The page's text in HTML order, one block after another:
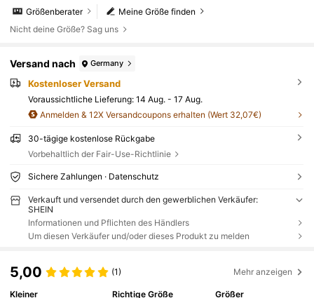
Meine Größe finden
Größenberater
Nicht deine Größe? Sag uns
Versand nach Germany
Kostenloser Versand
Voraussichtliche Lieferung: 14 Aug. - 17 Aug.
Anmelden & 12X Versandcoupons erhalten (Wert 32,07€)
30-tägige kostenlose Rückgabe
Vorbehaltlich der Fair-Use-Richtlinie
Sichere Zahlungen · Datenschutz
Verkauft und versendet durch den gewerblichen Verkäufer:
SHEIN
Informationen und Pflichten des Händlers
Um diesen Verkäufer und/oder dieses Produkt zu melden
5,00 (1) Mehr anzeigen
Kleiner
Richtige Größe
Größer